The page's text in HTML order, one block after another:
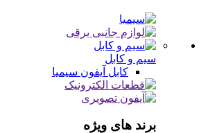
سیم و کابل
کابل آیفون سیمیا
برند های ویژه